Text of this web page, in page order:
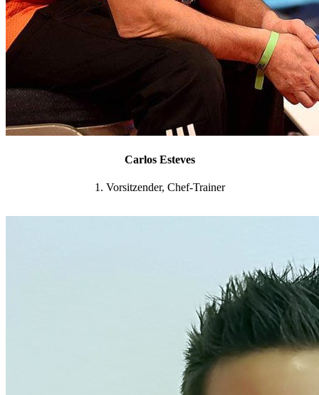
Carlos Esteves
1. Vorsitzender, Chef-Trainer